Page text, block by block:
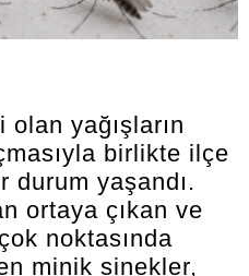
olan yağışların
birlikte ilçe
durum yaşandı.
ortaya çıkan ve
noktasında
minik sinekler,